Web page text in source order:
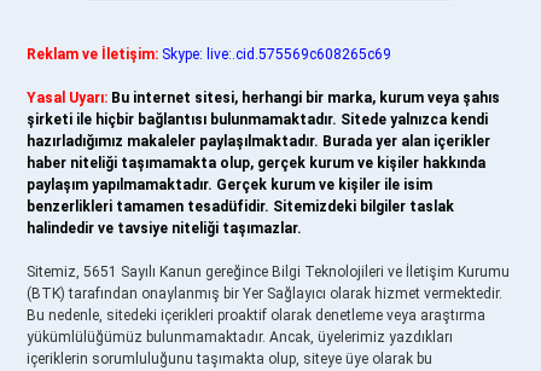
Reklam ve İletişim: Skype: live:.cid.575569c608265c69
Yasal Uyarı: Bu internet sitesi, herhangi bir marka, kurum veya şahıs
şirketi ile hiçbir bağlantısı bulunmamaktadır. Sitede yalnızca kendi
hazırladığımız makaleler paylaşılmaktadır. Burada yer alan içerikler
haber niteliği taşımamakta olup, gerçek kurum ve kişiler hakkında
paylaşım yapılmamaktadır. Gerçek kurum ve kişiler ile isim
benzerlikleri tamamen tesadüfidir. Sitemizdeki bilgiler taslak
halindedir ve tavsiye niteliği taşımazlar.
Sitemiz, 5651 Sayılı Kanun gereğince Bilgi Teknolojileri ve İletişim Kurumu
(BTK) tarafından onaylanmış bir Yer Sağlayıcı olarak hizmet vermektedir.
Bu nedenle, sitedeki içerikleri proaktif olarak denetleme veya araştırma
yükümlülüğümüz bulunmamaktadır. Ancak, üyelerimiz yazdıkları
içeriklerin sorumluluğunu taşımakta olup, siteye üye olarak bu